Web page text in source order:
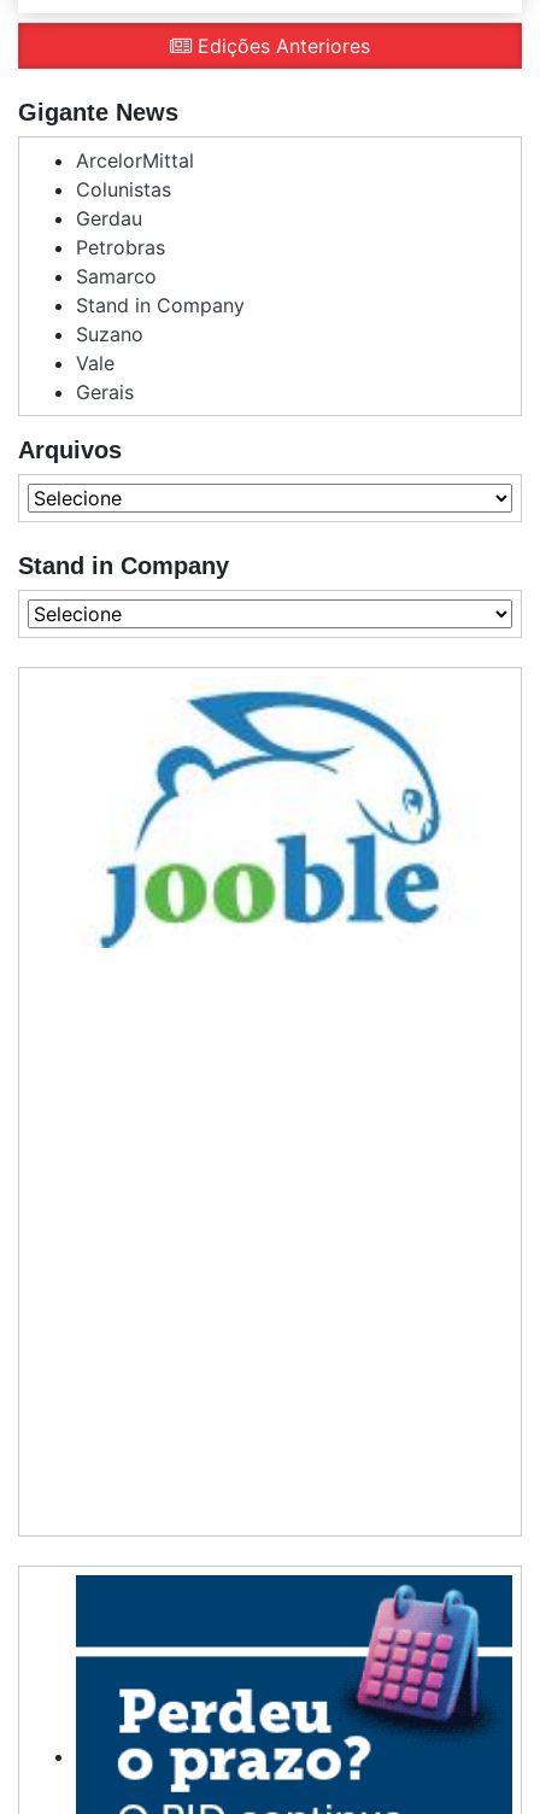
Edições Anteriores
Gigante News
ArcelorMittal
Colunistas
Gerdau
Petrobras
Samarco
Stand in Company
Suzano
Vale
Gerais
Arquivos
Stand in Company